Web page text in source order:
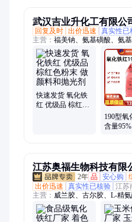
武汉吉业升化工有限公
回复及时 出价迅速 真实性已
主营： 福美钠、氨基磺酸、氨
氧化铅、氢氧化钡、焦性没食
胨、甘油、九水硫化钠、牛油
醇胺、氟化钠、氟化钙、油酸
钼、氟化氢钾
快速发货 氧化铁
红 优级品 棕红色
190型氧
含量95%
江苏奥福生物科技有限
2年 品 安心购
出价迅速
真实性已核验 江苏
主营： 威兰胶、古尔胶、L-精
抗坏血酸、瓜尔豆胶、甘氨酸
(维生素B2)、胍基乙酸、牛磺